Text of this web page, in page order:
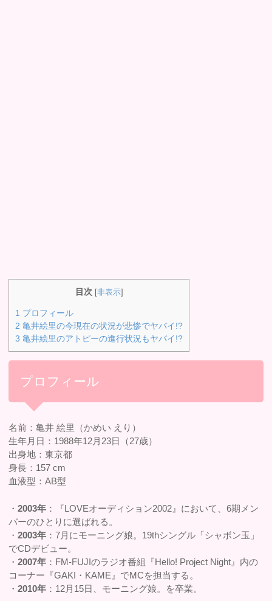
目次 [非表示]
1 プロフィール
2 亀井絵里の今現在の状況が悲惨でヤバイ!?
3 亀井絵里のアトピーの進行状況もヤバイ!?
プロフィール
名前：亀井 絵里（かめい えり）
生年月日：1988年12月23日（27歳）
出身地：東京都
身長：157 cm
血液型：AB型
・2003年 ：『LOVEオーディション2002』において、6期メン
バーのひとりに選ばれる。
・2003年 ：7月にモーニング娘。19thシングル「シャボン玉」
でCDデビュー。
・2007年 ：FM-FUJIのラジオ番組『Hello! Project Night』内の
コーナー『GAKI・KAME』でMCを担当する。
・2010年 ：12月15日、モーニング娘。を卒業。